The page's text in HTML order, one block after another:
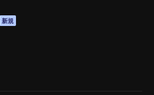
新規